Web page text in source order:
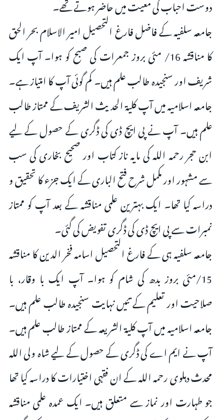
دوست احباب کی معیت میں حاضر ہوتے تھے۔
جامعہ سلفیہ کے فاضل فارغ التحصیل امیر الاسلام بحر الحق
کا مناقشہ 16/ مئی بروز جمعرات کی صبح کو ہوا۔ آپ ایک
شریف اور سنجیدہ طالب علم ہیں۔ کم گوئی آپ کا امتیاز ہے۔
جامعہ اسلامیہ میں آپ کلیۃ الحدیث الشریف کے ممتاز طالب
علم ہیں۔ آپ نے پی ایچ ڈی کی ڈگرى کے حصول کے لیے
ابن حجر رحمہ اللہ کی مایہ ناز کتاب اور صحیح بخاری کی سب
سے مشہور اور مکمل شرح فتح الباری کے ایک جزء کا تحقیق و
دراسہ کیا تھا۔ ایک بہترین علمی مناقشہ کے بعد آپ کو ممتاز
نمبرات سے پی ایچ ڈی کی ڈگری تفویض کی گئی۔
جامعہ سلفیہ ہی کے فارغ التحصیل اسامہ فخر الدین کا مناقشہ
15/مئی بروز بدھ کی شام کو ہوا۔ آپ ایک با وقار، با
صلاحیت اور تعلیم کے تئیں نہایت سنجیدہ طالب علم ہیں۔
جامعہ اسلامیہ میں آپ کلیۃ الشریعہ کے ممتاز طالب علم ہیں۔
آپ نے ایم اے کی ڈگری کے حصول کے لیے شاہ ولی اللہ
محدث دہلوی رحمہ اللہ کے ان فقہی اختیارات کا دراسہ کیا تھا
جو طہارت اور نماز سے متعلق ہیں۔ ایک عمدہ علمی مناقشہ